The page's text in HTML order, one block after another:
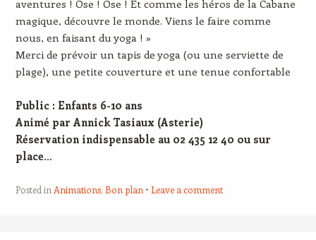
aventures ! Ose ! Ose ! Et comme les héros de la Cabane
magique, découvre le monde. Viens le faire comme
nous, en faisant du yoga ! »
Merci de prévoir un tapis de yoga (ou une serviette de
plage), une petite couverture et une tenue confortable
Public : Enfants 6-10 ans
Animé par Annick Tasiaux (Asterie)
Réservation indispensable au 02 435 12 40 ou sur
place…
Posted in Animations, Bon plan Leave a comment